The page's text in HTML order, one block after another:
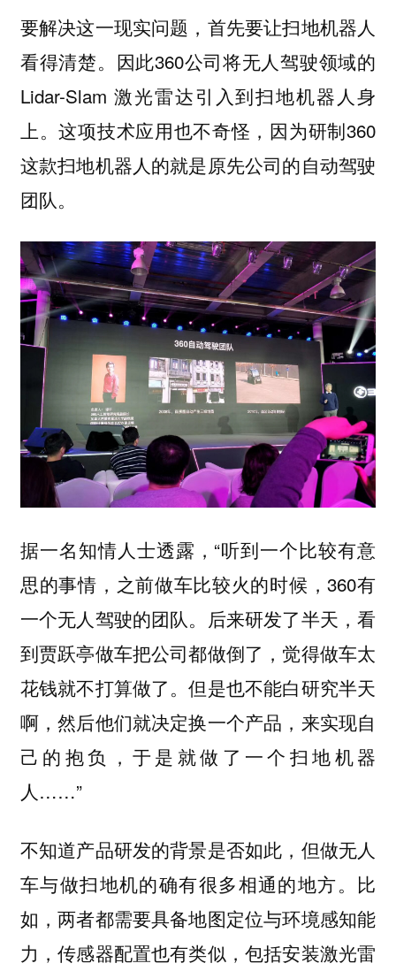
要解决这一现实问题，首先要让扫地机器人
看得清楚。因此360公司将无人驾驶领域的
Lidar-Slam 激光雷达引入到扫地机器人身
上。这项技术应用也不奇怪，因为研制360
这款扫地机器人的就是原先公司的自动驾驶
团队。
据一名知情人士透露，“听到一个比较有意
思的事情，之前做车比较火的时候，360有
一个无人驾驶的团队。后来研发了半天，看
到贾跃亭做车把公司都做倒了，觉得做车太
花钱就不打算做了。但是也不能白研究半天
啊，然后他们就决定换一个产品，来实现自
己的抱负，于是就做了一个扫地机器
人……”
不知道产品研发的背景是否如此，但做无人
车与做扫地机的确有很多相通的地方。比
如，两者都需要具备地图定位与环境感知能
力，传感器配置也有类似，包括安装激光雷